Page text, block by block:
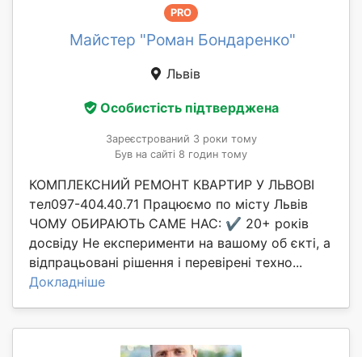
PRO
Майстер "Роман Бондаренко"
Львів
Особистість підтверджена
Зареєстрований 3 роки тому
Був на сайті 8 годин тому
КОМПЛЕКСНИЙ РЕМОНТ КВАРТИР У ЛЬВОВІ
тел097-404.40.71 Працюємо по місту Львів
ЧОМУ ОБИРАЮТЬ САМЕ НАС: ✔️ 20+ років
досвіду Не експерименти на вашому об єкті, а
відпрацьовані рішення і перевірені техно...
Докладніше